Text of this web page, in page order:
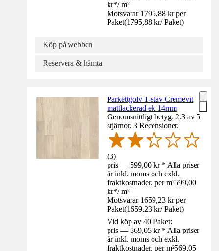
kr*/ m²
Motsvarar 1795,88 kr per
Paket(1795,88 kr/ Paket)
Köp på webben
Reservera & hämta
Parkettgolv 1-stav Cremevit
mattlackerad ek 14mm
Genomsnittligt betyg: 2.3 av 5
stjärnor. 3 Recensioner.
(3)
pris — 599,00 kr * Alla priser
är inkl. moms och exkl.
fraktkostnader. per m²599,00
kr*/ m²
Motsvarar 1659,23 kr per
Paket(1659,23 kr/ Paket)
Vid köp av 40 Paket:
pris — 569,05 kr * Alla priser
är inkl. moms och exkl.
fraktkostnader. per m²569,05